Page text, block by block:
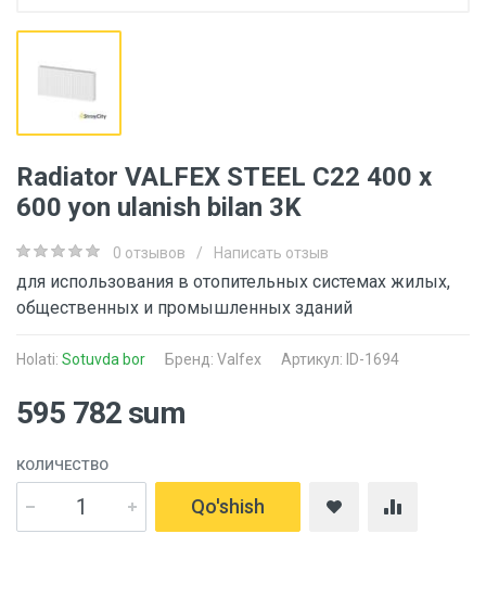
Radiator VALFEX STEEL C22 400 х
600 yon ulanish bilan 3K
0 отзывов / Написать отзыв
для использования в отопительных системах жилых,
общественных и промышленных зданий
Holati: Sotuvda bor Бренд: Valfex Артикул: ID-1694
595 782 sum
КОЛИЧЕСТВО
Qo'shish